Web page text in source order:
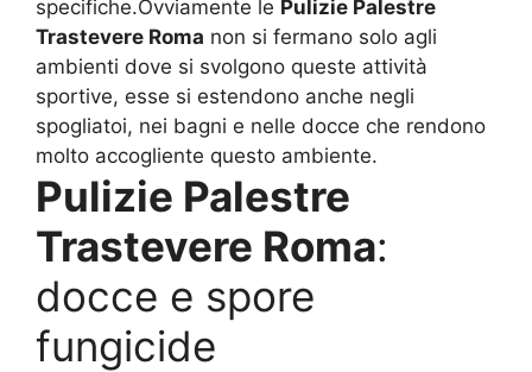
specifiche.Ovviamente le Pulizie Palestre
Trastevere Roma non si fermano solo agli
ambienti dove si svolgono queste attività
sportive, esse si estendono anche negli
spogliatoi, nei bagni e nelle docce che rendono
molto accogliente questo ambiente.
Pulizie Palestre
Trastevere Roma:
docce e spore
fungicide